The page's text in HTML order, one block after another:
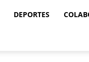
DEPORTES